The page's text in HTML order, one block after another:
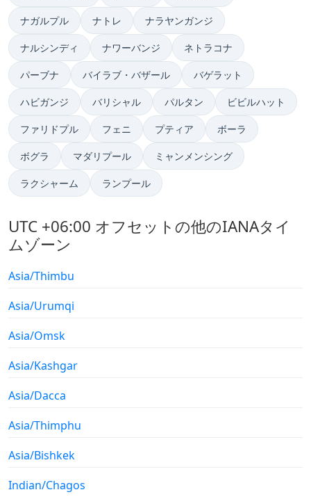
ナガルプル ナトレ ナラヤンガンジ
ナルシンディ ナワーバンジ ネトラコナ
パーブナ バイラブ・バザール バゲラット
ハビガンジ バリシャル パルタン ビビルハット
ファリドプル フェニ プティア ボーラ
ボグラ マダリプール ミャンメンシング
ラクシャーム ランプール
UTC +06:00 オフセットの他のIANAタイ
ムゾーン
Asia/Thimbu
Asia/Urumqi
Asia/Omsk
Asia/Kashgar
Asia/Dacca
Asia/Thimphu
Asia/Bishkek
Indian/Chagos